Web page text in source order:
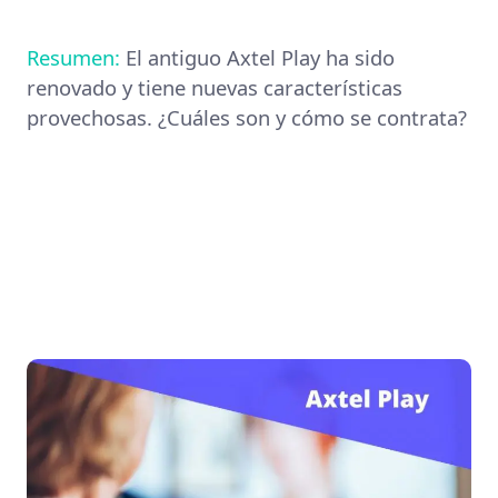
Resumen: El antiguo Axtel Play ha sido
renovado y tiene nuevas características
provechosas. ¿Cuáles son y cómo se contrata?